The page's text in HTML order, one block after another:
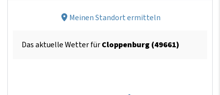
Meinen Standort ermitteln
Das aktuelle Wetter fürCloppenburg (49661)